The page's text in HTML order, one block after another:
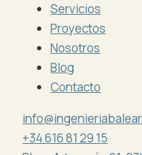
Servicios
Proyectos
Nosotros
Blog
Contacto
+34 616 81 29 15